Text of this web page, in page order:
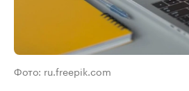
Фото: ru.freepik.com